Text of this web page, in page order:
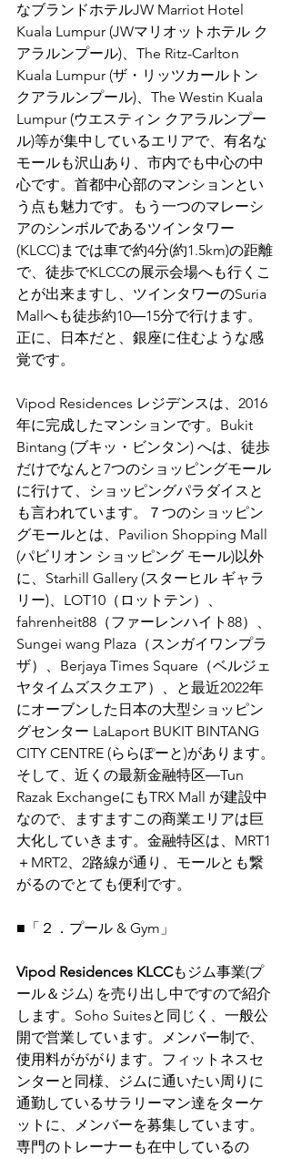
なブランドホテルJW Marriot Hotel
Kuala Lumpur (JWマリオットホテル ク
アラルンプール)、The Ritz-Carlton
Kuala Lumpur (ザ・リッツカールトン
クアラルンプール)、The Westin Kuala
Lumpur (ウエスティン クアラルンプー
ル)等が集中しているエリアで、有名な
モールも沢山あり、市内でも中心の中
心です。首都中心部のマンションとい
う点も魅力です。もう一つのマレーシ
アのシンボルであるツインタワー
(KLCC)までは車で約4分(約1.5km)の距離
で、徒歩でKLCCの展示会場へも行くこ
とが出来ますし、ツインタワーのSuria
Mallへも徒歩約10―15分で行けます。
正に、日本だと、銀座に住むような感
覚です。
Vipod Residences レジデンスは、2016
年に完成したマンションです。Bukit
Bintang (ブキッ・ビンタン) へは、徒歩
だけでなんと7つのショッピングモール
に行けて、ショッピングパラダイスと
も言われています。７つのショッピン
グモールとは、Pavilion Shopping Mall
(パビリオン ショッピング モール)以外
に、Starhill Gallery (スターヒル ギャラ
リー)、LOT10（ロットテン）、
fahrenheit88（ファーレンハイト88）、
Sungei wang Plaza（スンガイワンプラ
ザ）、Berjaya Times Square（ベルジェ
ヤタイムズスクエア）、と最近2022年
にオーブンした日本の大型ショッピン
グセンター LaLaport BUKIT BINTANG
CITY CENTRE (ららぽーと)があります。
そして、近くの最新金融特区―Tun
Razak ExchangeにもTRX Mall が建設中
なので、ますますこの商業エリアは巨
大化していきます。金融特区は、MRT1
＋MRT2、2路線が通り、モールとも繋
がるのでとても便利です。
■「２．プール & Gym」
Vipod Residences KLCCもジム事業(プ
ール＆ジム) を売り出し中ですので紹介
します。Soho Suitesと同じく、一般公
開で営業しています。メンバー制で、
使用料がががります。フィットネスセ
ンターと同様、ジムに通いたい周りに
通勤しているサラリーマン達をターケ
ットに、メンバーを募集しています。
専門のトレーナーも在中しているの